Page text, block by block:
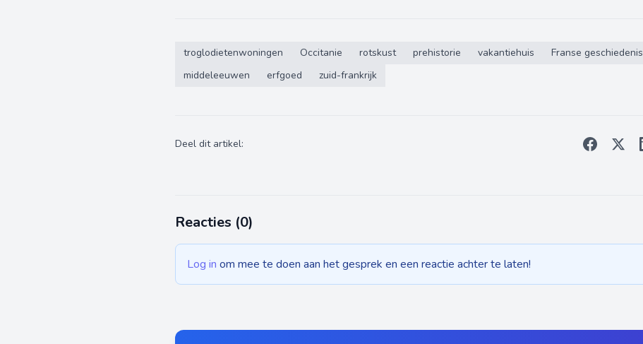
troglodietenwoningen Occitanie rotskust prehistorie vakantiehuis Franse geschiedenis
middeleeuwen
erfgoed zuid-frankrijk
Deel dit artikel:
Reacties (0)
Log in om mee te doen aan het gesprek en een reactie achter te laten!